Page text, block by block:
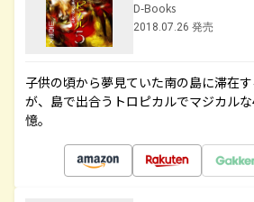
D-Books
2018.07.26 発売
子供の頃から夢見ていた南の島に滞在
が、島で出合うトロピカルでマジカル
憶。